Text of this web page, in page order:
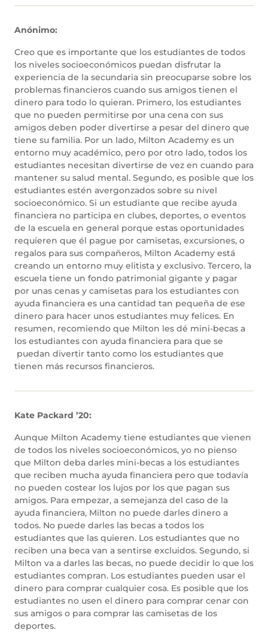
Anónimo:
Creo que es importante que los estudiantes de todos
los niveles socioeconómicos puedan disfrutar la
experiencia de la secundaria sin preocuparse sobre los
problemas financieros cuando sus amigos tienen el
dinero para todo lo quieran. Primero, los estudiantes
que no pueden permitirse por una cena con sus
amigos deben poder divertirse a pesar del dinero que
tiene su familia. Por un lado, Milton Academy es un
entorno muy académico, pero por otro lado, todos los
estudiantes necesitan divertirse de vez en cuando para
mantener su salud mental. Segundo, es posible que los
estudiantes estén avergonzados sobre su nivel
socioeconómico. Si un estudiante que recibe ayuda
financiera no participa en clubes, deportes, o eventos
de la escuela en general porque estas oportunidades
requieren que él pague por camisetas, excursiones, o
regalos para sus compañeros, Milton Academy está
creando un entorno muy elitista y exclusivo. Tercero, la
escuela tiene un fondo patrimonial gigante y pagar
por unas cenas y camisetas para los estudiantes con
ayuda financiera es una cantidad tan pequeña de ese
dinero para hacer unos estudiantes muy felices. En
resumen, recomiendo que Milton les dé mini-becas a
los estudiantes con ayuda financiera para que se
puedan divertir tanto como los estudiantes que
tienen más recursos financieros.
Kate Packard ’20:
Aunque Milton Academy tiene estudiantes que vienen
de todos los niveles socioeconómicos, yo no pienso
que Milton deba darles mini-becas a los estudiantes
que reciben mucha ayuda financiera pero que todavía
no pueden costear los lujos por los que pagan sus
amigos. Para empezar, a semejanza del caso de la
ayuda financiera, Milton no puede darles dinero a
todos. No puede darles las becas a todos los
estudiantes que las quieren. Los estudiantes que no
reciben una beca van a sentirse excluidos. Segundo, si
Milton va a darles las becas, no puede decidir lo que los
estudiantes compran. Los estudiantes pueden usar el
dinero para comprar cualquier cosa. Es posible que los
estudiantes no usen el dinero para comprar cenar con
sus amigos o para comprar las camisetas de los
deportes.